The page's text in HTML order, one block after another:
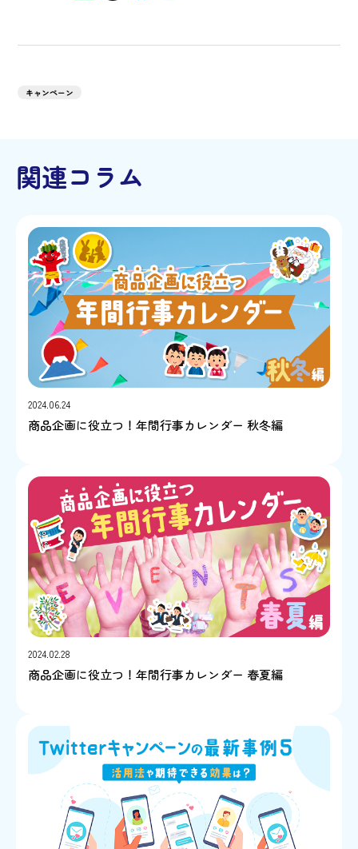
キャンペーン
関連コラム
2024.06.24
商品企画に役立つ！年間行事カレンダー 秋冬編
2024.02.28
商品企画に役立つ！年間行事カレンダー 春夏編